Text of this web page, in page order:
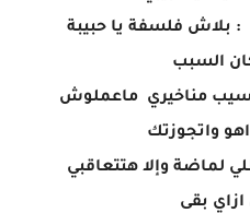
بلاش فلسفة يا حبيبة
السبب
سيب مناخيري ماعملوش
واتجوزتك
لماضة وإلا هتتعاقبي
بقى